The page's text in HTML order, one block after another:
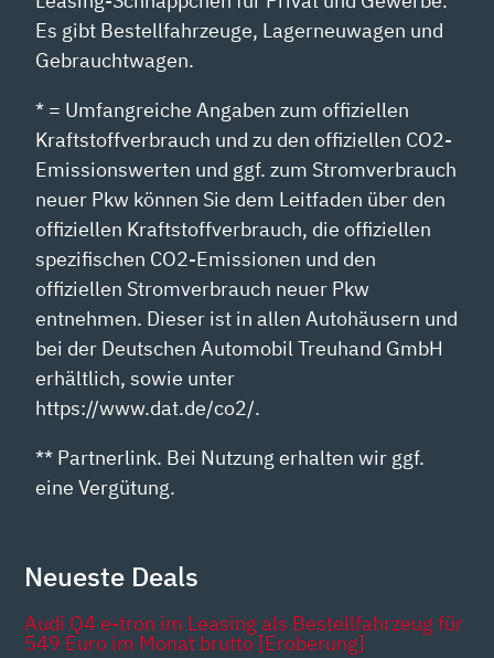
Es gibt Bestellfahrzeuge, Lagerneuwagen und
Gebrauchtwagen.
* = Umfangreiche Angaben zum offiziellen
Kraftstoffverbrauch und zu den offiziellen CO2-
Emissionswerten und ggf. zum Stromverbrauch
neuer Pkw können Sie dem Leitfaden über den
offiziellen Kraftstoffverbrauch, die offiziellen
spezifischen CO2-Emissionen und den
offiziellen Stromverbrauch neuer Pkw
entnehmen. Dieser ist in allen Autohäusern und
bei der Deutschen Automobil Treuhand GmbH
erhältlich, sowie unter
https://www.dat.de/co2/.
** Partnerlink. Bei Nutzung erhalten wir ggf.
eine Vergütung.
Neueste Deals
Audi Q4 e-tron im Leasing als Bestellfahrzeug für
549 Euro im Monat brutto [Eroberung]